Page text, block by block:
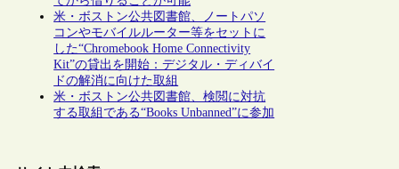
米・ボストン公共図書館、ノートパソ
コンやモバイルルーター等をセットに
した“Chromebook Home Connectivity
Kit”の貸出を開始：デジタル・ディバイ
ドの解消に向けた取組
米・ボストン公共図書館、検閲に対抗
する取組である“Books Unbanned”に参加